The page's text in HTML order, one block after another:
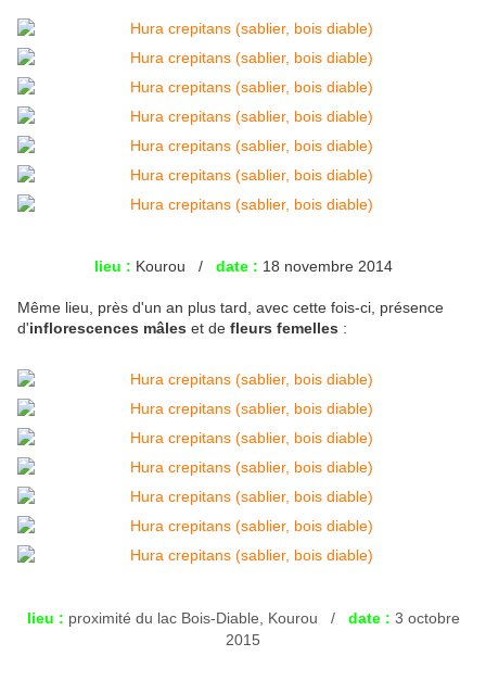
lieu : Kourou / date : 18 novembre 2014
Même lieu, près d'un an plus tard, avec cette fois-ci, présence
d'inflorescences mâles et de fleurs femelles :
lieu : proximité du lac Bois-Diable, Kourou / date : 3 octobre
2015